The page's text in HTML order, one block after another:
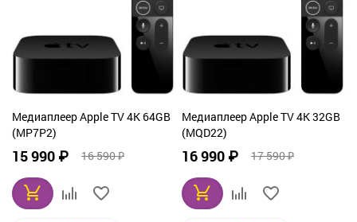
Медиаплеер Apple TV 4K 64GB
(MP7P2)
15 990 ₽ 16 590 ₽
Медиаплеер Apple TV 4K 32GB
(MQD22)
16 990 ₽ 17 590 ₽